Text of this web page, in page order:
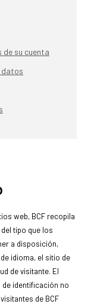
de su cuenta
datos
web, BCF recopila
tipo que los
a disposición,
idioma, el sitio de
de visitante. El
identificación no
de BCF